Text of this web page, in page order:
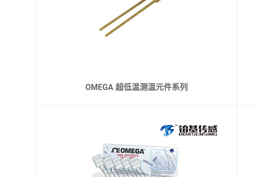
OMEGA 超低温测温元件系列